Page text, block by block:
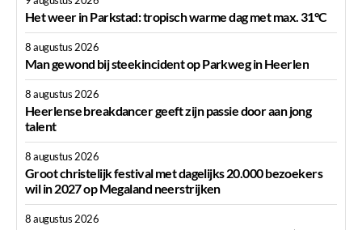
Het weer in Parkstad: tropisch warme dag met max. 31°C
8 augustus 2026
Man gewond bij steekincident op Parkweg in Heerlen
8 augustus 2026
Heerlense breakdancer geeft zijn passie door aan jong
talent
8 augustus 2026
Groot christelijk festival met dagelijks 20.000 bezoekers
wil in 2027 op Megaland neerstrijken
8 augustus 2026